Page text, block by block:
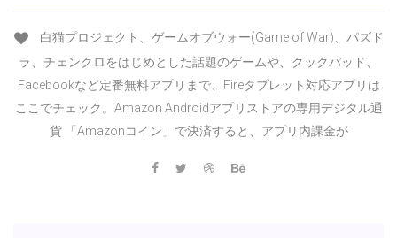
白猫プロジェクト、ゲームオブウォー(Game of War)、パズド
ラ、チェンクロをはじめとした話題のゲームや、クックパッド、
Facebookなど定番無料アプリまで、Fireタブレット対応アプリは
ここでチェック。Amazon Androidアプリストアの専用デジタル通
貨 「Amazonコイン」で決済すると、アプリ内課金が